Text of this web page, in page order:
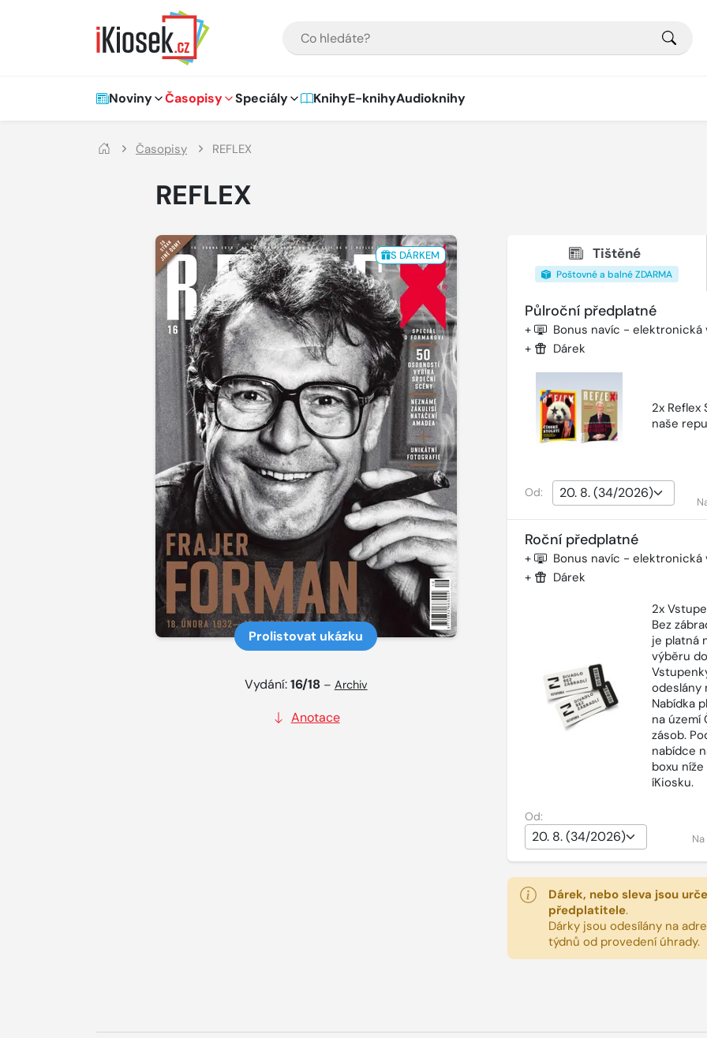
Hlavní navigace
Noviny Časopisy Speciály KnihyE-knihyAudioknihy
Časopisy REFLEX
REFLEX
S DÁRKEM
Prolistovat ukázku
Vydání:16/18 – Archiv
Anotace
Tištěné
Poštovné a balné ZDARMA
Půlroční předplatné
+ Bonus navíc - elektronická
+ Dárek
2x
naše
Od:
Roční předplatné
+ Bonus navíc - elektronická
+
Dárek
2x
Bez
je platná
výběru
odeslány
Nabídka
na území
zásob.
nabídce
boxu
íKiosku.
Od:
Dárek, nebo sleva jsou
předplatitele.
Dárky jsou odesílány na
týdnů od provedení úhrady.